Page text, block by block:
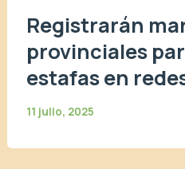
Registrarán
provinciales
estafas en
11 julio, 2025